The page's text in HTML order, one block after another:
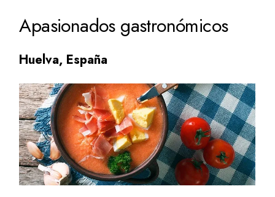
Apasionados gastronómicos
Huelva, España